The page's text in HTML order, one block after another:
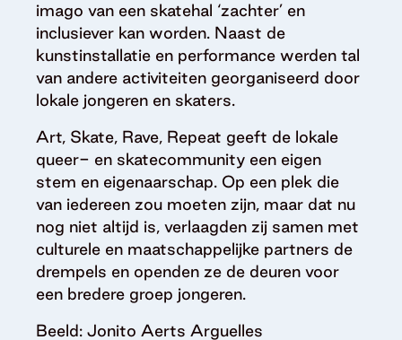
imago van een skatehal ‘zachter’ en
inclusiever kan worden. Naast de
kunstinstallatie en performance werden tal
van andere activiteiten georganiseerd door
lokale jongeren en skaters.
Art, Skate, Rave, Repeat geeft de lokale
queer- en skatecommunity een eigen
stem en eigenaarschap. Op een plek die
van iedereen zou moeten zijn, maar dat nu
nog niet altijd is, verlaagden zij samen met
culturele en maatschappelijke partners de
drempels en openden ze de deuren voor
een bredere groep jongeren.
Beeld: Jonito Aerts Arguelles